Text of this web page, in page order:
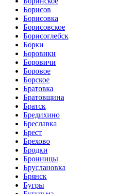
Борисов
Борисовка
Борисовское
Борисоглебск
Борки
Боровики
Боровичи
Боровое
Борское
Братовка
Братовщина
Братск
Бредихино
Бреславка
Брест
Брехово
Бродки
Бронницы
Бруслановка
Брянск
Бугры